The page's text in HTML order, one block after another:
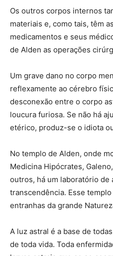
Os outros corpos internos
materiais e, como tais, têm
medicamentos e seus
de Alden as operações
Um grave dano no corpo
reflexamente ao cérebro
desconexão entre o corpo
loucura furiosa. Se não há
etérico, produz-se o idiota
No templo de Alden, onde
Medicina Hipócrates,
outros, há um laboratório de
transcendência. Esse
entranhas da grande
A luz astral é a base de
de toda vida. Toda